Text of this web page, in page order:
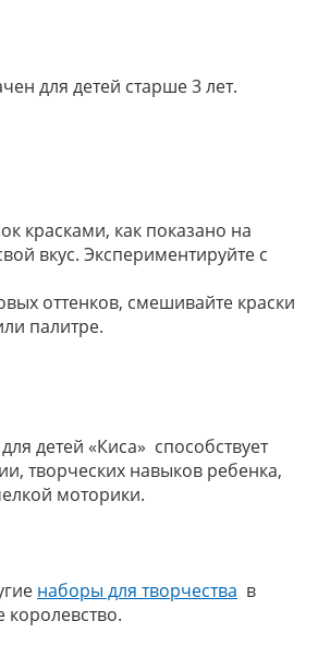
для детей старше 3 лет.
красками, как показано на
вкус. Экспериментируйте с
оттенков, смешивайте краски
палитре.
детей «Киса» способствует
творческих навыков ребенка,
моторики.
наборы для творчества в
королевство.